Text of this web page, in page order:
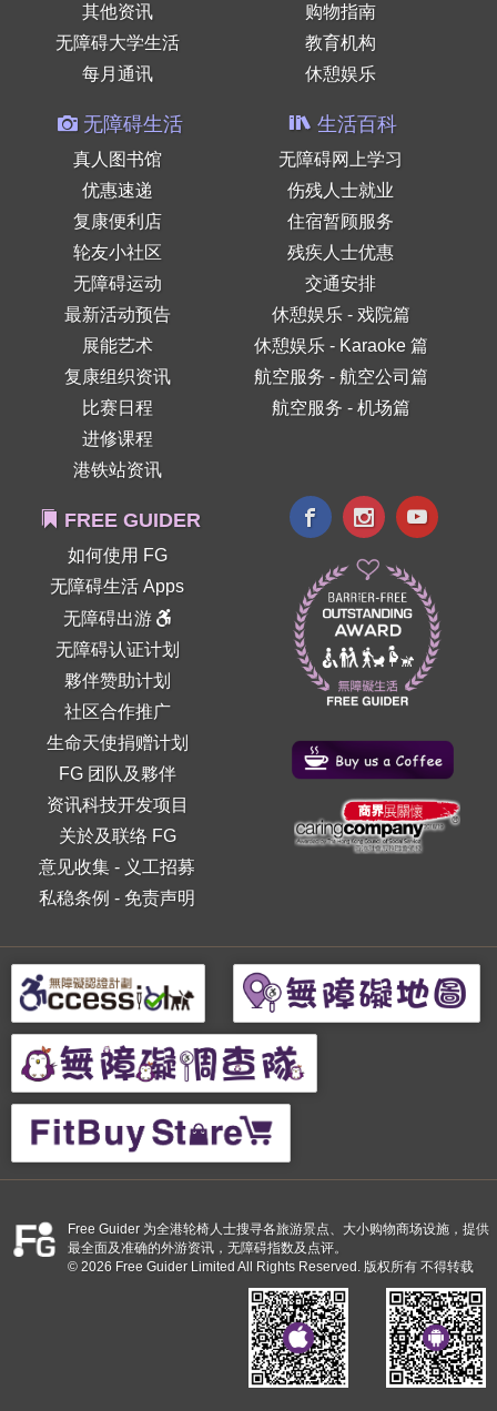
其他资讯
无障碍大学生活
每月通讯
购物指南
教育机构
休憩娱乐
无障碍生活
真人图书馆
优惠速递
复康便利店
轮友小社区
无障碍运动
最新活动预告
展能艺术
复康组织资讯
比赛日程
进修课程
港铁站资讯
生活百科
无障碍网上学习
伤残人士就业
住宿暂顾服务
残疾人士优惠
交通安排
休憩娱乐 - 戏院篇
休憩娱乐 - Karaoke 篇
航空服务 - 航空公司篇
航空服务 - 机场篇
FREE GUIDER
如何使用 FG
无障碍生活 Apps
无障碍出游
无障碍认证计划
夥伴赞助计划
社区合作推广
生命天使捐赠计划
FG 团队及夥伴
资讯科技开发项目
关於及联络 FG
意见收集 - 义工招募
私稳条例 - 免责声明
Free Guider 为全港轮椅人士搜寻各旅游景点、大小购物商场设施，提供
最全面及准确的外游资讯，无障碍指数及点评。
© 2026 Free Guider Limited All Rights Reserved. 版权所有 不得转载